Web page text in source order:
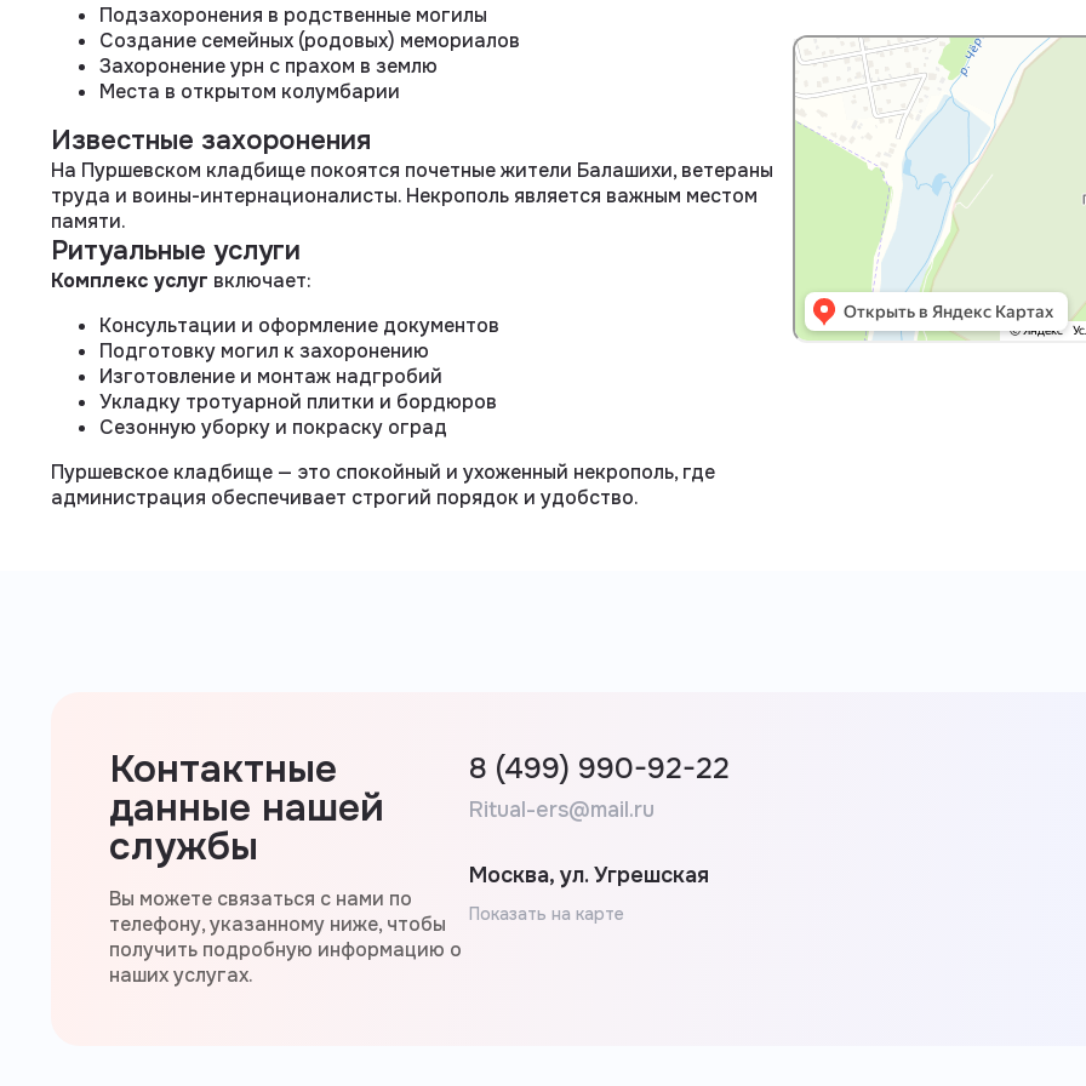
Подзахоронения в родственные могилы
Создание семейных (родовых) мемориалов
Захоронение урн с прахом в землю
Места в открытом колумбарии
Известные захоронения
На Пуршевском кладбище покоятся почетные жители Балашихи, ветераны
труда и воины-интернационалисты. Некрополь является важным местом
памяти.
Ритуальные услуги
Комплекс услуг включает:
Консультации и оформление документов
Подготовку могил к захоронению
Изготовление и монтаж надгробий
Укладку тротуарной плитки и бордюров
Сезонную уборку и покраску оград
Пуршевское кладбище — это спокойный и ухоженный некрополь, где
администрация обеспечивает строгий порядок и удобство.
Москва
Пуршевское кладбище — Яндекс
Контактные
данные нашей
службы
Вы можете связаться с нами по
телефону, указанному ниже, чтобы
получить подробную информацию о
наших услугах.
8 (499) 990-92-22
Ritual-ers@mail.ru
Москва, ул. Угрешская
Показать на карте